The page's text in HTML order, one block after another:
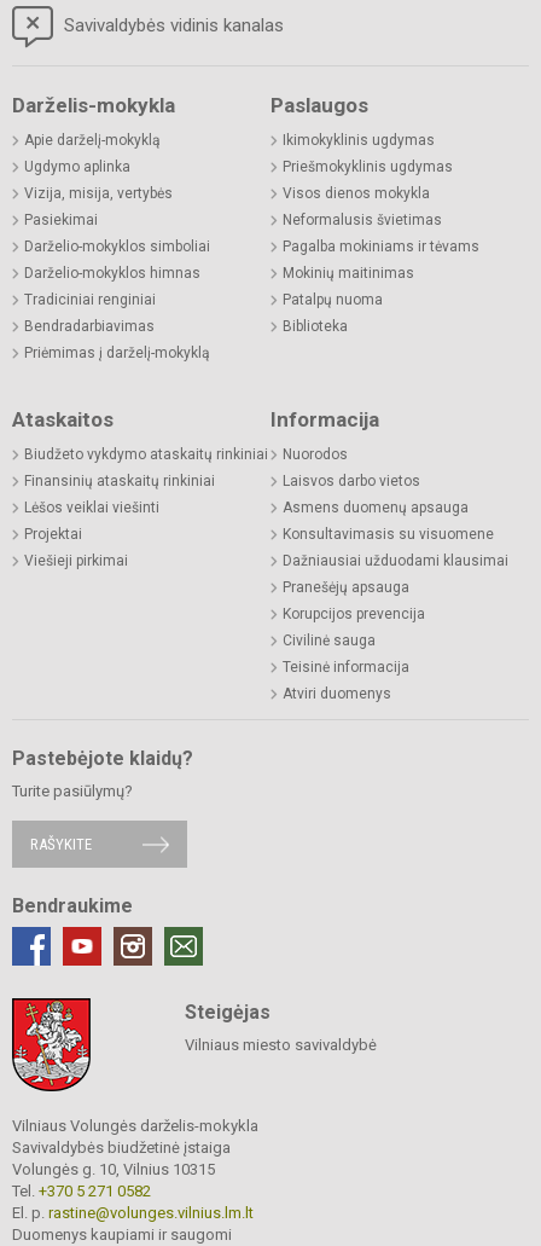
Savivaldybės vidinis kanalas
Darželis-mokykla
Apie darželį-mokyklą
Ugdymo aplinka
Vizija, misija, vertybės
Pasiekimai
Darželio-mokyklos simboliai
Darželio-mokyklos himnas
Tradiciniai renginiai
Bendradarbiavimas
Priėmimas į darželį-mokyklą
Paslaugos
Ikimokyklinis ugdymas
Priešmokyklinis ugdymas
Visos dienos mokykla
Neformalusis švietimas
Pagalba mokiniams ir tėvams
Mokinių maitinimas
Patalpų nuoma
Biblioteka
Ataskaitos
Biudžeto vykdymo ataskaitų rinkiniai
Finansinių ataskaitų rinkiniai
Lėšos veiklai viešinti
Projektai
Viešieji pirkimai
Informacija
Nuorodos
Laisvos darbo vietos
Asmens duomenų apsauga
Konsultavimasis su visuomene
Dažniausiai užduodami klausimai
Pranešėjų apsauga
Korupcijos prevencija
Civilinė sauga
Teisinė informacija
Atviri duomenys
Pastebėjote klaidų?
Turite pasiūlymų?
RAŠYKITE
Bendraukime
Steigėjas
Vilniaus miesto savivaldybė
Vilniaus Volungės darželis-mokykla
Savivaldybės biudžetinė įstaiga
Volungės g. 10, Vilnius 10315
Tel. +370 5 271 0582
El. p. rastine@volunges.vilnius.lm.lt
Duomenys kaupiami ir saugomi